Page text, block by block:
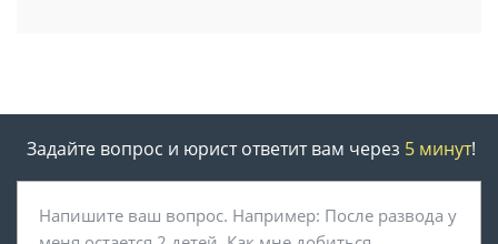
Задайте вопрос и юрист ответит вам через 5 минут!